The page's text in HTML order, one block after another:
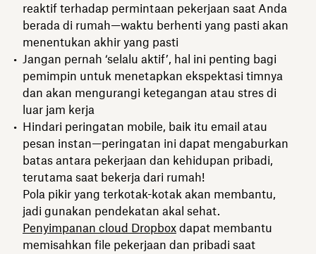
reaktif terhadap permintaan pekerjaan saat Anda
berada di rumah—waktu berhenti yang pasti akan
menentukan akhir yang pasti
Jangan pernah ‘selalu aktif’, hal ini penting bagi
pemimpin untuk menetapkan ekspektasi timnya
dan akan mengurangi ketegangan atau stres di
luar jam kerja
Hindari peringatan mobile, baik itu email atau
pesan instan—peringatan ini dapat mengaburkan
batas antara pekerjaan dan kehidupan pribadi,
terutama saat bekerja dari rumah!
Pola pikir yang terkotak-kotak akan membantu,
jadi gunakan pendekatan akal sehat.
Penyimpanan cloud Dropbox dapat membantu
memisahkan file pekerjaan dan pribadi saat